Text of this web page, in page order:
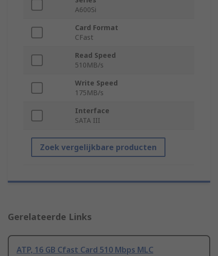
A600Si
Card Format
CFast
Read Speed
510MB/s
Write Speed
175MB/s
Interface
SATA III
Zoek vergelijkbare producten
Gerelateerde Links
ATP, 16 GB Cfast Card 510 Mbps MLC